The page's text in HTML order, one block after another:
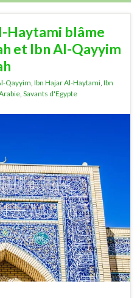
Haytami blâme
et Ibn Al-Qayyim
Qayyim Ibn Hajar Al-Haytami Ibn
Savants d'Egypte